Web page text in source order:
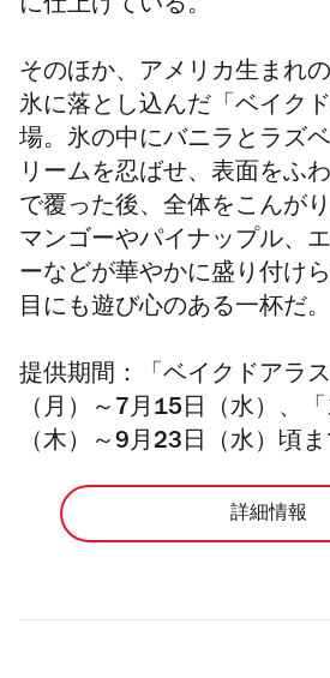
に仕上げている。
そのほか、アメリカ生まれ
氷に落とし込んだ「ベイク
場。氷の中にバニラとラズ
リームを忍ばせ、表面をふ
で覆った後、全体をこんが
マンゴーやパイナップル、
ーなどが華やかに盛り付け
目にも遊び心のある一杯だ。
提供期間：「ベイクドアラ
（月）～7月15日（水）、
（木）～9月23日（水）頃
詳細情報